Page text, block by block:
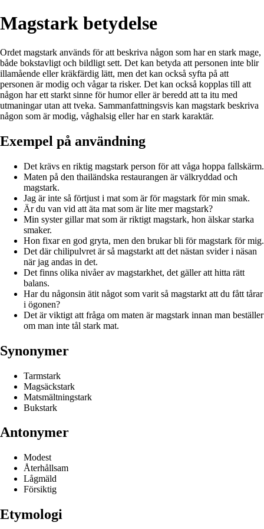
Magstark betydelse
Ordet magstark används för att beskriva någon som har en stark mage,
både bokstavligt och bildligt sett. Det kan betyda att personen inte blir
illamående eller kräkfärdig lätt, men det kan också syfta på att
personen är modig och vågar ta risker. Det kan också kopplas till att
någon har ett starkt sinne för humor eller är beredd att ta itu med
utmaningar utan att tveka. Sammanfattningsvis kan magstark beskriva
någon som är modig, våghalsig eller har en stark karaktär.
Exempel på användning
Det krävs en riktig magstark person för att våga hoppa fallskärm.
Maten på den thailändska restaurangen är välkryddad och
magstark.
Jag är inte så förtjust i mat som är för magstark för min smak.
Är du van vid att äta mat som är lite mer magstark?
Min syster gillar mat som är riktigt magstark, hon älskar starka
smaker.
Hon fixar en god gryta, men den brukar bli för magstark för mig.
Det där chilipulvret är så magstarkt att det nästan svider i näsan
när jag andas in det.
Det finns olika nivåer av magstarkhet, det gäller att hitta rätt
balans.
Har du någonsin ätit något som varit så magstarkt att du fått tårar
i ögonen?
Det är viktigt att fråga om maten är magstark innan man beställer
om man inte tål stark mat.
Synonymer
Tarmstark
Magsäckstark
Matsmältningstark
Bukstark
Antonymer
Modest
Återhållsam
Lågmäld
Försiktig
Etymologi